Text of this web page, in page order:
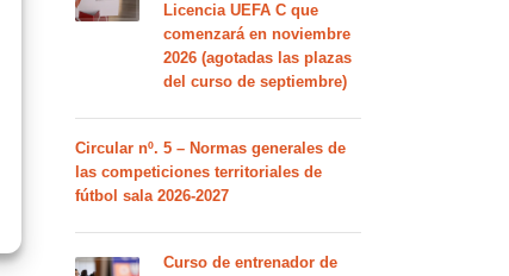
Licencia UEFA C que
comenzará en noviembre
2026 (agotadas las plazas
del curso de septiembre)
Circular nº. 5 – Normas generales de
las competiciones territoriales de
fútbol sala 2026-2027
Curso de entrenador de